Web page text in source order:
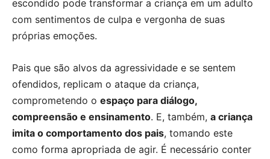
escondido pode transformar a criança em um adulto
com sentimentos de culpa e vergonha de suas
próprias emoções.
Pais que são alvos da agressividade e se sentem
ofendidos, replicam o ataque da criança,
comprometendo o espaço para diálogo,
compreensão e ensinamento. E, também, a criança
imita o comportamento dos pais, tomando este
como forma apropriada de agir. É necessário conter